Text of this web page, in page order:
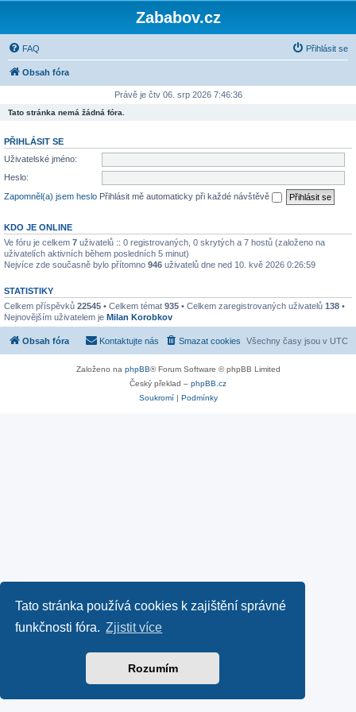
Tato stránka používá cookies k zajištění správné
funkčnosti fóra. Zjistit více
Rozumím
Zababov.cz
FAQ Přihlásit se
Obsah fóra
Právě je čtv 06. srp 2026 7:46:36
Tato stránka nemá žádná fóra.
PŘIHLÁSIT SE
Uživatelské jméno:
Heslo:
Zapomněl(a) jsem heslo Přihlásit mě automaticky při každé návštěvě
KDO JE ONLINE
Ve fóru je celkem 7 uživatelů :: 0 registrovaných, 0 skrytých a 7 hostů (založeno na
uživatelích aktivních během posledních 5 minut)
Nejvíce zde současně bylo přítomno 946 uživatelů dne ned 10. kvě 2026 0:26:59
STATISTIKY
Celkem příspěvků 22545 • Celkem témat 935 • Celkem zaregistrovaných uživatelů 138 •
Nejnovějším uživatelem je Milan Korobkov
Obsah fóra Všechny časy jsou v UTC
Smazat cookies
Kontaktujte nás
Založeno na phpBB® Forum Software © phpBB Limited
Český překlad – phpBB.cz
Soukromí| Podmínky